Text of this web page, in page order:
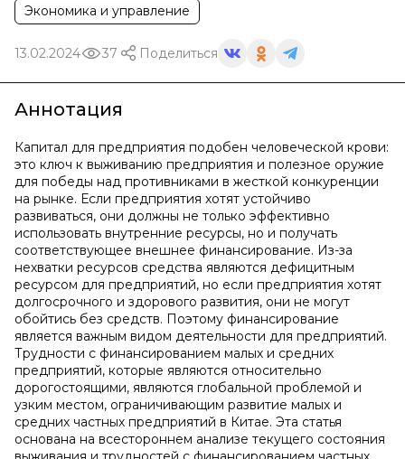
Экономика и управление
13.02.2024 37 Поделиться
Аннотация
Капитал для предприятия подобен человеческой крови:
это ключ к выживанию предприятия и полезное оружие
для победы над противниками в жесткой конкуренции
на рынке. Если предприятия хотят устойчиво
развиваться, они должны не только эффективно
использовать внутренние ресурсы, но и получать
соответствующее внешнее финансирование. Из-за
нехватки ресурсов средства являются дефицитным
ресурсом для предприятий, но если предприятия хотят
долгосрочного и здорового развития, они не могут
обойтись без средств. Поэтому финансирование
является важным видом деятельности для предприятий.
Трудности с финансированием малых и средних
предприятий, которые являются относительно
дорогостоящими, являются глобальной проблемой и
узким местом, ограничивающим развитие малых и
средних частных предприятий в Китае. Эта статья
основана на всестороннем анализе текущего состояния